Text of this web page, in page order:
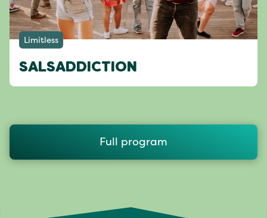
Limitless
SALSADDICTION
Full program